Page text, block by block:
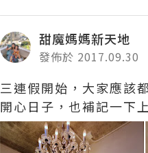
甜魔媽媽新天地
發佈於 2017.09.30
三連假開始，大家應該
開心日子，也補記一下